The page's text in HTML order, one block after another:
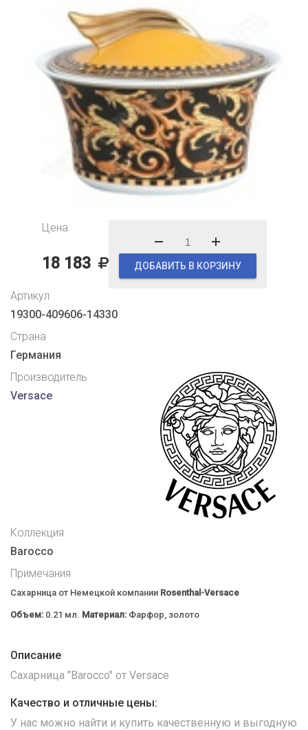
Цена
18 183 ДОБАВИТЬ В КОРЗИНУ
Артикул
19300-409606-14330
Страна
Германия
Производитель
Versace
Коллекция
Barocco
Примечания
Сахарница от Немецкой компании Rosenthal-Versace
Объем: 0.21 мл. Материал: Фарфор, золото
Описание
Сахарница "Barocco" от Versace
Качество и отличные цены:
У нас можно найти и купить качественную и выгодную